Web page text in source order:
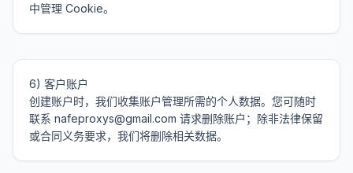
6) 客户账户
创建账户时，我们收集账户管理所需的个人数据。您可随时
联系 nafeproxys@gmail.com 请求删除账户；除非法律保留
或合同义务要求，我们将删除相关数据。